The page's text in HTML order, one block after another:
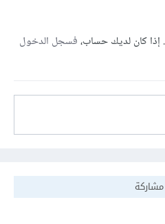
إذا كان لديك حساب،فسجل الدخول